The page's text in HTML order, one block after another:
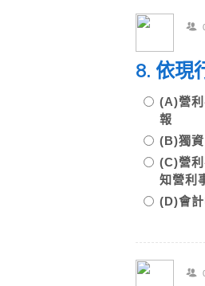
8. 依現
(A)營
報
(B)獨
(C)營
知營利
(D)會